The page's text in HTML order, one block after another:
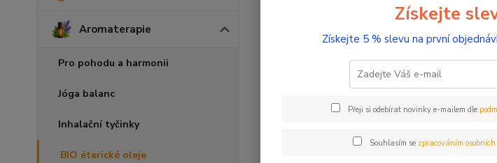
Aromaterapie
Pro pohodu a harmonii
Jóga balanc
Inhalační tyčinky
BIO éterické oleje
Bio EukalyptusZískejte
Získejte 5 % slevu na první
Přeji si odebírat novinky e-mailem dle
Souhlasím se zpracováním